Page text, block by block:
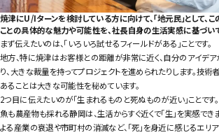
焼津にU/Iターンを検討している方に向けて、「地元民」として、こ
ことの具体的な魅力や可能性を、社長自身の生活実感に基づい
まず伝えたいのは、「いろいろ試せるフィールドがある」ことです。
地方、特に焼津はお客様との距離が非常に近く、自分のアイデ
り、大きな裁量を持ってプロジェクトを進められたりします。技術
あることは大きな可能性を秘めています。
2つ目に伝えたいのが「生まれるものと死ぬものが近い」ことです。
魚も農産物も採れる静岡は、生活からすぐ近くで「生」を実感でき
よる産業の衰退や市町村の消滅など、「死」を身近に感じるエリア